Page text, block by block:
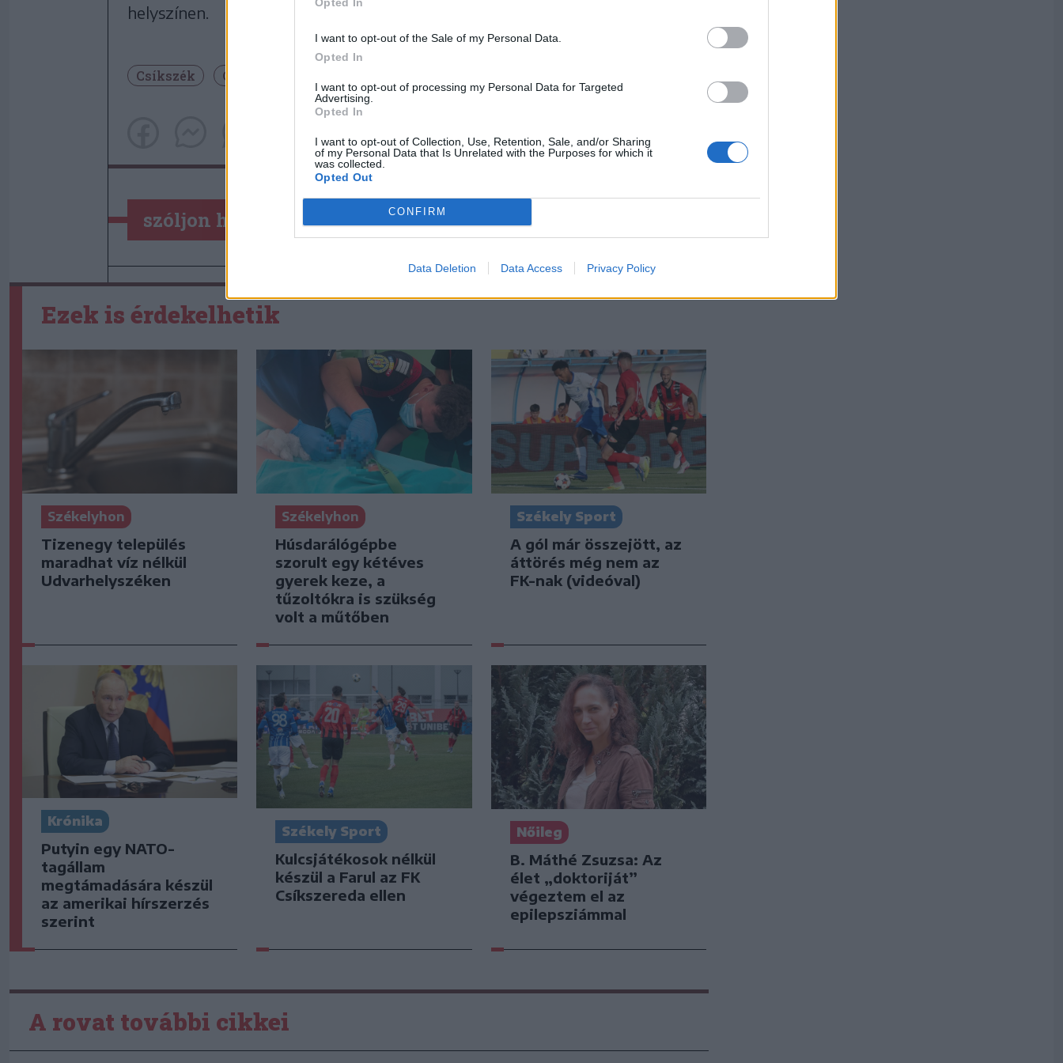
I want to opt-out of the Sale of my Personal Data.
Opted In
I want to opt-out of processing my Personal Data for Targeted
Advertising.
Opted In
I want to opt-out of Collection, Use, Retention, Sale, and/or Sharing
of my Personal Data that Is Unrelated with the Purposes for which it
was collected.
Opted Out
CONFIRM
Data Deletion Data Access Privacy Policy
helyszínen.
Csíkszék Csíkszereda
szóljon hozzá!
Ezek is érdekelhetik
Székelyhon
Tizenegy település
maradhat víz nélkül
Udvarhelyszéken
Székelyhon
Húsdarálógépbe
szorult egy kétéves
gyerek keze, a
tűzoltókra is szükség
volt a műtőben
Székely Sport
A gól már összejött, az
áttörés még nem az
FK-nak (videóval)
Krónika
Putyin egy NATO-
tagállam
megtámadására készül
az amerikai hírszerzés
szerint
Székely Sport
Kulcsjátékosok nélkül
készül a Farul az FK
Csíkszereda ellen
Nőileg
B. Máthé Zsuzsa: Az
élet „doktoriját”
végeztem el az
epilepsziámmal
A rovat további cikkei